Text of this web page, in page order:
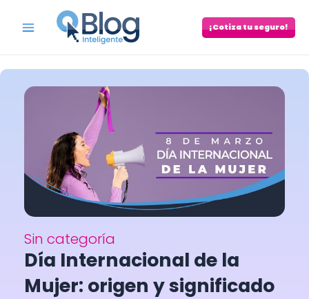
Menu
¡Cotiza tu seguro!
Sin categoría
Día Internacional de la
Mujer: origen y significado